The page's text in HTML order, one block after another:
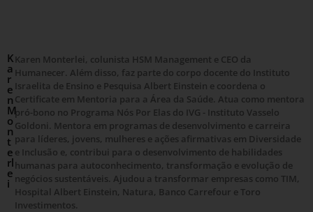
K
a
r
e
n
M
o
n
t
e
rl
e
i
Karen Monterlei, colunista HSM Management e CEO da
Humanecer. Além disso, faz parte do corpo docente do Instituto
Israelita de Ensino e Pesquisa Albert Einstein e coordena o
Certificate em Mentoria para a Área da Saúde. Atua como mentora
pró-bono no Programa Nós Por Elas do IVG - Instituto Vasselo
Goldoni. Mentora em programas de desenvolvimento e carreira
para líderes, jovens, mulheres e ações afirmativas em Diversidade
e Inclusão e, contribui para o desenvolvimento de habilidades
humanas para autoconhecimento, transformação e evolução de
negócios sustentáveis. Ajudou a transformar empresas como TIM,
Hospital Albert Einstein, Natura, Banco Carrefour e Toro
Investimentos.